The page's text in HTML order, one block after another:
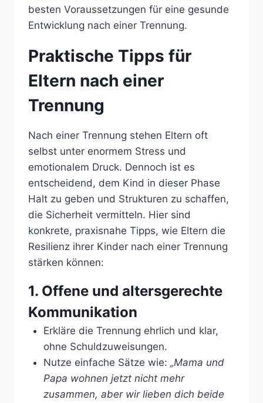
besten Voraussetzungen für eine gesunde
Entwicklung nach einer Trennung.
Praktische Tipps für
Eltern nach einer
Trennung
Nach einer Trennung stehen Eltern oft
selbst unter enormem Stress und
emotionalem Druck. Dennoch ist es
entscheidend, dem Kind in dieser Phase
Halt zu geben und Strukturen zu schaffen,
die Sicherheit vermitteln. Hier sind
konkrete, praxisnahe Tipps, wie Eltern die
Resilienz ihrer Kinder nach einer Trennung
stärken können:
1. Offene und altersgerechte
Kommunikation
Erkläre die Trennung ehrlich und klar,
ohne Schuldzuweisungen.
Nutze einfache Sätze wie: „Mama und
Papa wohnen jetzt nicht mehr
zusammen, aber wir lieben dich beide